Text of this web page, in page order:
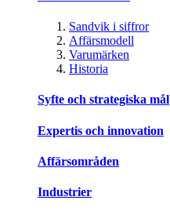
Sandvik i siffror
Affärsmodell
Varumärken
Historia
Syfte och strategiska mål
Expertis och innovation
Affärsområden
Industrier